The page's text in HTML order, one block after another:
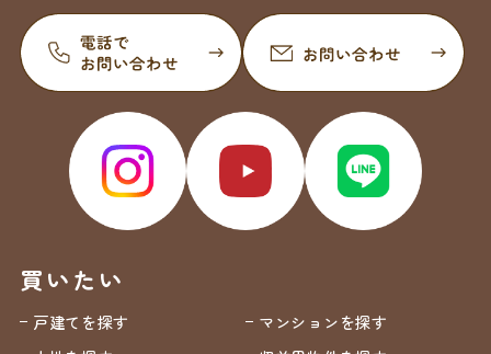
買いたい
戸建てを探す
マンションを探す